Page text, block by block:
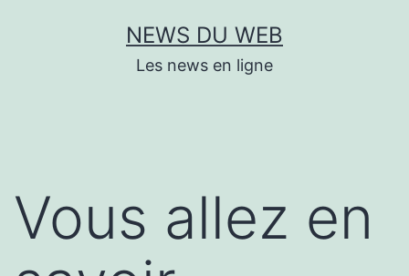
NEWS DU WEB
Les news en ligne
Vous allez en